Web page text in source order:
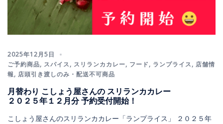
2025年12月5日
ご予約商品, スパイス, スリランカカレー, フード, ランプライス, 店舗情
報, 店頭引き渡しのみ・配送不可商品
月替わり こしょう屋さんの スリランカカレー
２０２５年１２月分 予約受付開始！
こしょう屋さんのスリランカカレー「ランプライス」 ２０２５年